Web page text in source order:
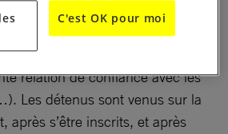
le Responsable des Affaires
a bien aidés à mettre en place
affiches, solution pour passer
relation de confiance avec les
Les détenus sont venus sur la
après s’être inscrits, et après
C'est OK pour moi